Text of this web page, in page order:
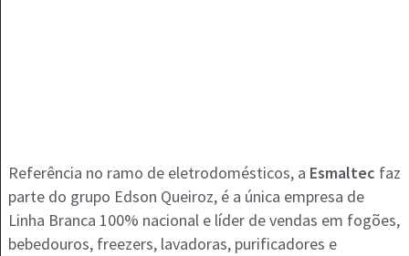
Referência no ramo de eletrodomésticos, a Esmaltec faz
parte do grupo Edson Queiroz, é a única empresa de
Linha Branca 100% nacional e líder de vendas em fogões,
bebedouros, freezers, lavadoras, purificadores e